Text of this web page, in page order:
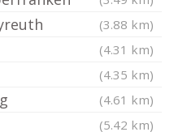
(3.88 km)
(4.31 km)
(4.35 km)
(4.61 km)
(5.42 km)